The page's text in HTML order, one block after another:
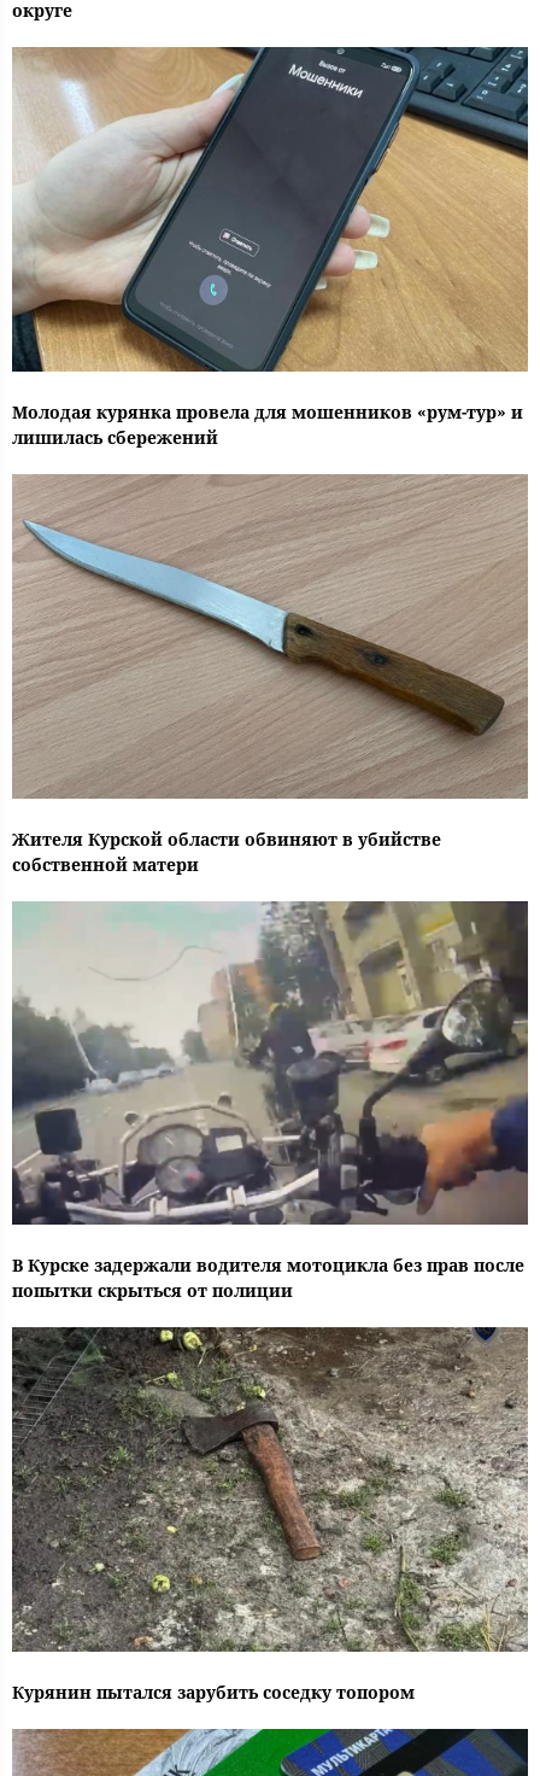
округе
Молодая курянка провела для мошенников «рум-тур» и
лишилась сбережений
Жителя Курской области обвиняют в убийстве
собственной матери
В Курске задержали водителя мотоцикла без прав после
попытки скрыться от полиции
Курянин пытался зарубить соседку топором